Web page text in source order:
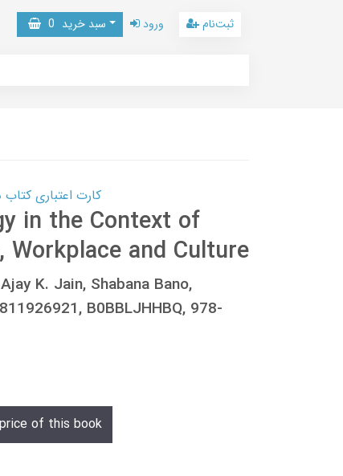
سبد خرید 0 ورود ثبت‌نام
کارت اعتباری کتاب دانلود با 10,000,000 اعتبار
in the Context of
and Culture
K. Jain, Shabana Bano,
B0BBLJHHBQ, 978-
of this book